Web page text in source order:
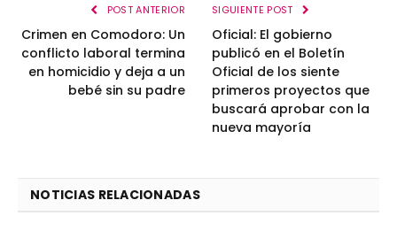
POST ANTERIOR
Crimen en Comodoro: Un
conflicto laboral termina
en homicidio y deja a un
bebé sin su padre
SIGUIENTE POST
Oficial: El gobierno
publicó en el Boletín
Oficial de los siente
primeros proyectos que
buscará aprobar con la
nueva mayoría
NOTICIAS RELACIONADAS